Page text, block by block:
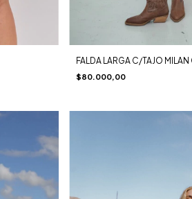
FALDA LARGA C/TAJO
$80.000,00